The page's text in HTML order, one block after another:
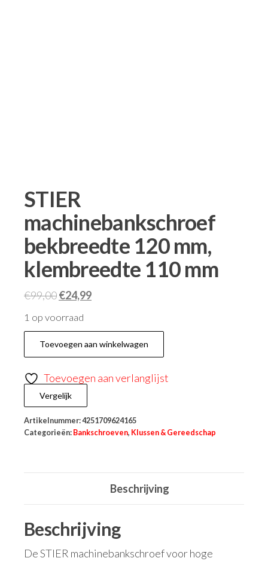
STIER
machinebankschroef
bekbreedte 120 mm,
klembreedte 110 mm
€99,00€24,99
1 op voorraad
Toevoegen aan winkelwagen
Toevoegen aan verlanglijst
Vergelijk
Artikelnummer:4251709624165
Categorieën: Bankschroeven, Klussen & Gereedschap
Beschrijving
Beschrijving
De STIER machinebankschroef voor hoge